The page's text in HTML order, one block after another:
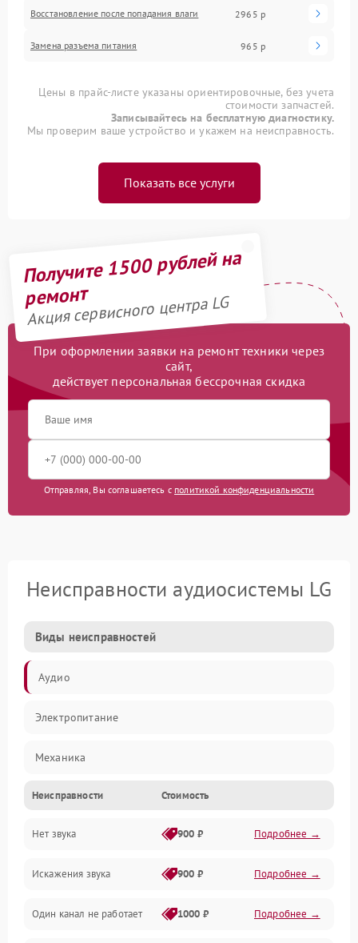
Восстановление после попадания влаги 2965 р
Замена разъема питания 965 р
Цены в прайс-листе указаны ориентировочные, без учета
стоимости запчастей.
Записывайтесь на бесплатную диагностику.
Мы проверим ваше устройство и укажем на неисправность.
Показать все услуги
Получите 1500 рублей на
ремонт
Акция сервисного центра LG
При оформлении заявки на ремонт техники через
сайт,
действует персональная бессрочная скидка
Отправляя, Вы соглашаетесь с политикой конфиденциальности
Неисправности аудиосистемы LG
Виды неисправностей
Аудио
Электропитание
Механика
Управление
Корпус/Герметичность
Электронные компоненты
Неисправности Стоимость
Нет звука 900 ₽ Подробнее →
Искажения звука 900 ₽ Подробнее →
Один канал не работает 1000 ₽ Подробнее →